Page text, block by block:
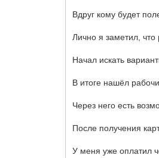
Вдруг кому будет
Лично я заметил, что
Начал искать
В итоге нашёл
Через него есть
После получения
У меня уже оплатил